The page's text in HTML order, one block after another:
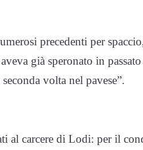
precedenti per
già speronato in
volta nel pavese”.
al carcere di Lodi: per il